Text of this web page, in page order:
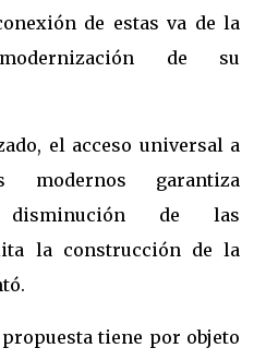
de estas va de la
de su
el acceso universal a
modernos garantiza
disminución de las
la construcción de la
tiene por objeto